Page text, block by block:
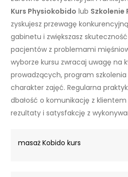
Kurs Physiokobido lub Szkolenie
zyskujesz przewagę
gabinetu i zwiększasz
pacjentów z problemami
wyborze kursu zwracaj uwagę na
prowadzących, program
charakter zajęć. Regularna
dbałość o komunikację z
rezultaty i satysfakcję z
masaż Kobido kurs